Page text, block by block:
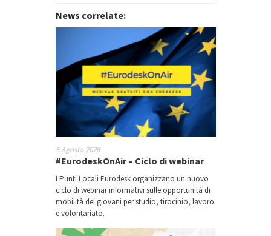
News correlate:
5 Agosto 2026
#EurodeskOnAir – Ciclo di webinar
I Punti Locali Eurodesk organizzano un nuovo
ciclo di webinar informativi sulle opportunità di
mobilità dei giovani per studio, tirocinio, lavoro
e volontariato.